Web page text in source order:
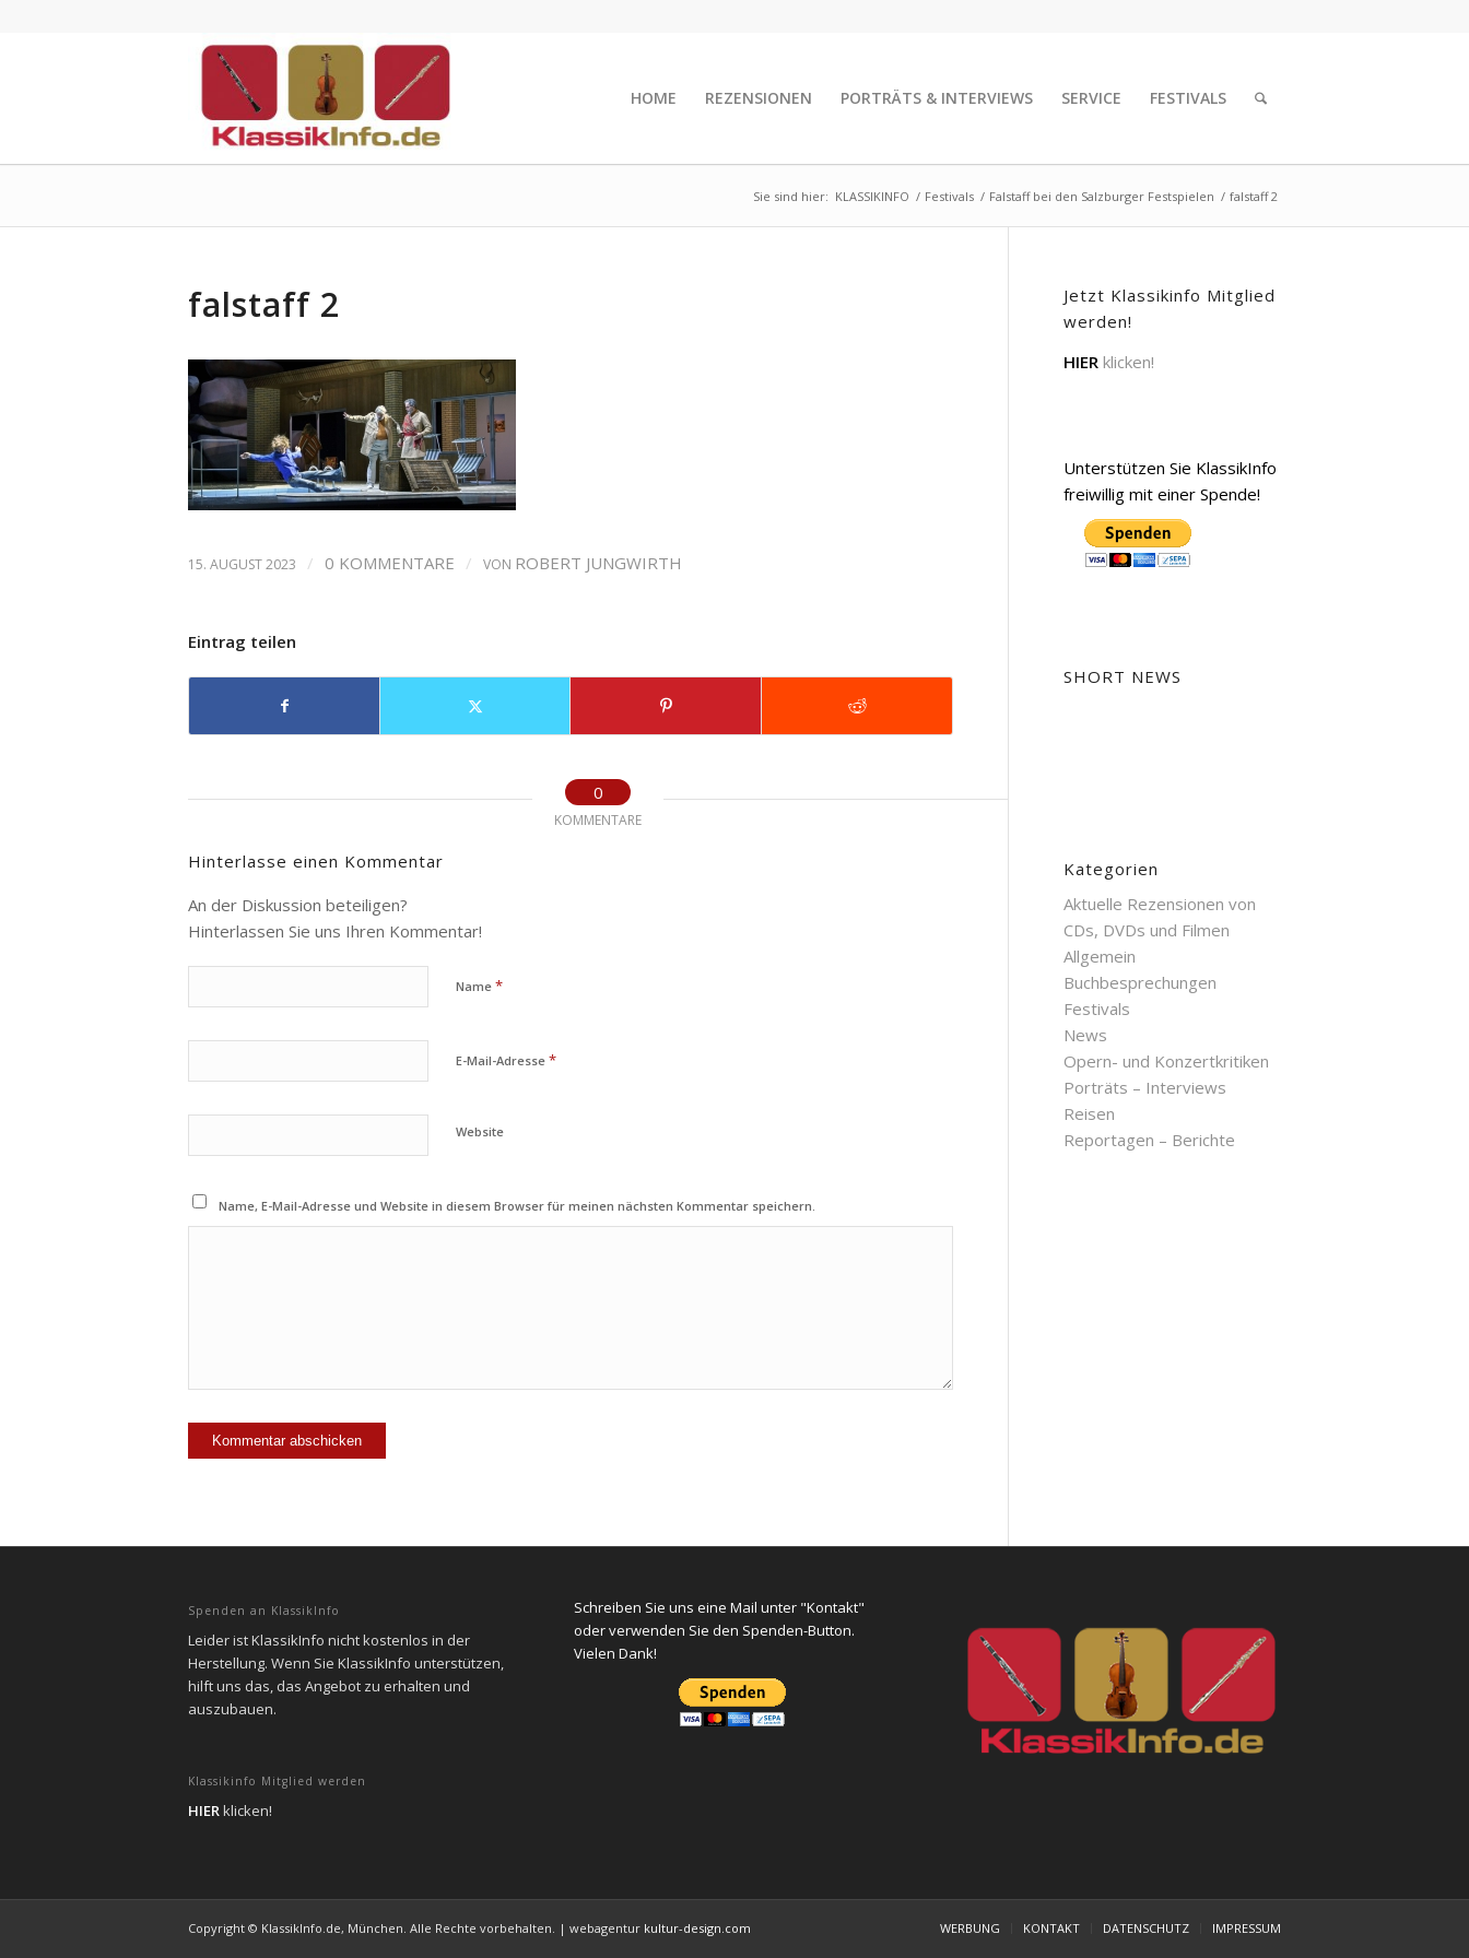
HOME REZENSIONEN PORTRÄTS & INTERVIEWS SERVICE FESTIVALS
Sie sind hier: KLASSIKINFO / Festivals / Falstaff bei den Salzburger Festspielen / falstaff 2
falstaff 2
15. AUGUST 2023 / 0 KOMMENTARE / VON ROBERT JUNGWIRTH
Eintrag teilen
0
KOMMENTARE
Hinterlasse einen Kommentar
An der Diskussion beteiligen?
Hinterlassen Sie uns Ihren Kommentar!
Name *
E-Mail-Adresse *
Website
Name, E-Mail-Adresse und Website in diesem Browser für meinen nächsten Kommentar speichern.
Jetzt Klassikinfo Mitglied
werden!
HIER klicken!
Unterstützen Sie KlassikInfo
freiwillig mit einer Spende!
SHORT NEWS
Kategorien
Aktuelle Rezensionen von
CDs, DVDs und Filmen
Allgemein
Buchbesprechungen
Festivals
News
Opern- und Konzertkritiken
Porträts – Interviews
Reisen
Reportagen – Berichte
Spenden an KlassikInfo
Leider ist KlassikInfo nicht kostenlos in der
Herstellung. Wenn Sie KlassikInfo unterstützen,
hilft uns das, das Angebot zu erhalten und
auszubauen.
Klassikinfo Mitglied werden
HIERklicken!
Schreiben Sie uns eine Mail unter "Kontakt"
oder verwenden Sie den Spenden-Button.
Vielen Dank!
Copyright © KlassikInfo.de, München. Alle Rechte vorbehalten. | webagentur kultur-design.com WERBUNG KONTAKT DATENSCHUTZ IMPRESSUM